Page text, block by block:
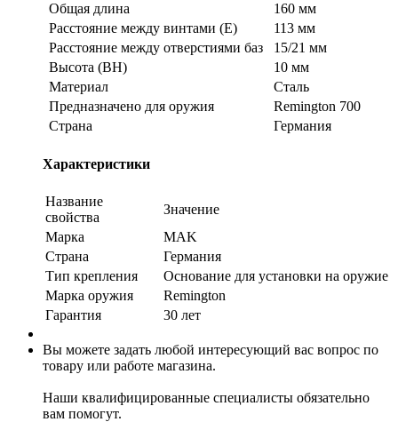
Общая длина
160 мм
Расстояние между винтами (Е)
113 мм
Расстояние между отверстиями баз
15/21 мм
Высота (ВН)
10 мм
Материал
Сталь
Предназначено для оружия
Remington 700
Страна
Германия
Характеристики
Название
свойства
Значение
Марка
MAK
Страна
Германия
Тип крепления
Основание для установки на оружие
Марка оружия
Remington
Гарантия
30 лет
Вы можете задать любой интересующий вас вопрос по
товару или работе магазина.
Наши квалифицированные специалисты обязательно
вам помогут.